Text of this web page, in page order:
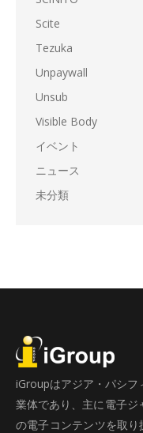
Scite
Tezuka
Unpaywall
Unsub
Visible Body
イベント
ニュース
未分類
iGroupはアジア・パシ
業体であり、主に電子
の電子コンテンツを取